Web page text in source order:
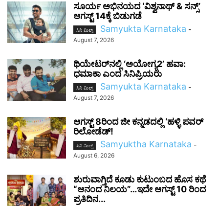
ಸೂರ್ಯ ಅಭಿನಯದ ‘ವಿಶ್ವನಾಥ್ & ಸನ್ಸ್’
ಆಗಸ್ಟ್ 14ಕ್ಕೆ ಬಿಡುಗಡೆ
ಸಿನಿ ಮಿಲ್ಸ್ Samyukta Karnataka -
August 7, 2026
ಥಿಯೇಟರ್‌ನಲ್ಲಿ ‘ಅಯೋಗ್ಯ2’ ಹವಾ:
ಧಮಾಕಾ ಎಂದ ಸಿನಿಪ್ರಿಯರು
ಸಿನಿ ಮಿಲ್ಸ್ Samyukta Karnataka -
August 7, 2026
ಆಗಸ್ಟ್ 8ರಿಂದ ಜೀ ಕನ್ನಡದಲ್ಲಿ ‘ಹಳ್ಳಿ ಪವರ್
ರಿಲೋಡೆಡ್!
ಸಿನಿ ಮಿಲ್ಸ್ Samyuktha Karnataka -
August 6, 2026
ಶುರುವಾಗ್ತಿದೆ ಕೂಡು ಕುಟುಂಬದ ಹೊಸ ಕಥೆ
“ಆನಂದ ನಿಲಯ”…ಇದೇ ಆಗಸ್ಟ್ 10 ರಿಂದ
ಪ್ರತಿದಿನ...